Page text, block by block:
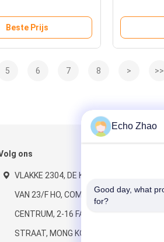
Beste Prijs
OS
5 6 7 8 > >>
ons
VLAKKE 2304, DE KONING
VAN 23/F HO, COMMERCIEEL
CENTRUM, 2-16 FAYUEN
STRAAT, MONG KOK
Echo Zhao
Good day, what
for?